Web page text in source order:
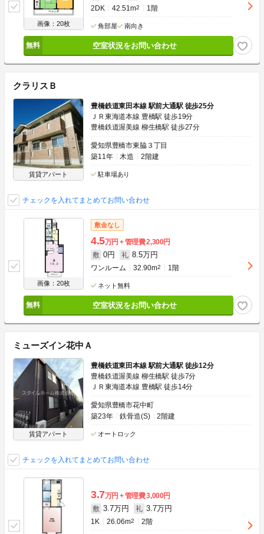
画像：20枚
2DK 42.51m2 1階
角部屋 南向き
空室状況をお問い合わせ
クラリスＢ
賃貸アパート
豊橋鉄道東田本線 駅前大通駅 徒歩25分
ＪＲ東海道本線 豊橋駅 徒歩19分
豊橋鉄道渥美線 柳生橋駅 徒歩27分
愛知県豊橋市東脇３丁目
築11年
木造 2階建
駐車場あり
チェックを入れてまとめてお問い合わせ
画像：20枚
敷金なし
4.5万円 管理費2,300円
敷 0円 礼 8.5万円
ワンルーム 32.90m2 1階
ネット無料
空室状況をお問い合わせ
ミューズイン花中Ａ
賃貸アパート
豊橋鉄道東田本線 駅前大通駅 徒歩12分
豊橋鉄道渥美線 柳生橋駅 徒歩7分
ＪＲ東海道本線 豊橋駅 徒歩14分
愛知県豊橋市花中町
築23年
鉄骨造(S) 2階建
オートロック
チェックを入れてまとめてお問い合わせ
3.7万円 管理費3,000円
敷 3.7万円 礼 3.7万円
1K 26.06m2 2階